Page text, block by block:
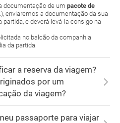
documentação de um pacote de
enviaremos a documentação da sua
e deverá levá-la consigo na
no balcão da companhia
da partida.
a reserva da viagem?
por um
da viagem?
passaporte para viajar